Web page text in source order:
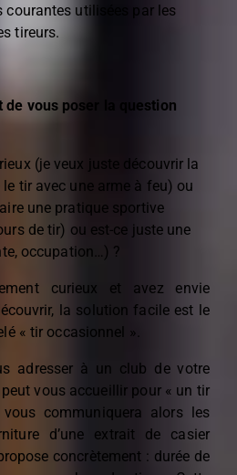
courantes utilisées par les
tireurs.
vous poser la question
(je veux juste découvrir la
tir avec une arme à feu) ou
une pratique sportive
de tir) ou est-ce juste une
occupation…) ?
curieux et avez envie
la solution facile est le
« tir occasionnel ».
adresser à un club de votre
vous accueillir pour « un tir
communiquera alors les
d’une extrait de casier
concrètement : durée de